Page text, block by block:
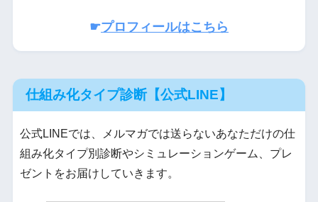
☛プロフィールはこちら
仕組み化タイプ診断【公式LINE】
公式LINEでは、メルマガでは送らないあなただけの仕
組み化タイプ別診断やシミュレーションゲーム、プレ
ゼントをお届けしていきます。